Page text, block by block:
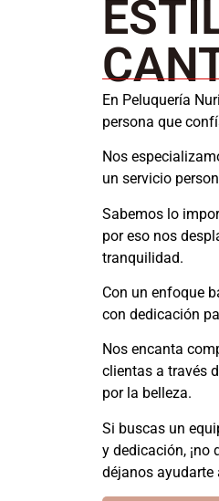
En Peluquería
persona que
Nos
un servicio
Sabemos lo
por eso nos
tranquilidad.
Con un enfoque
con dedicación
Nos encanta
clientas a través
por la belleza.
Si buscas un
y dedicación, ¡no
déjanos ayudarte